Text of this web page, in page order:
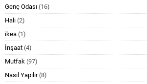
Genç Odası (16)
Halı (2)
ikea (1)
İnşaat (4)
Mutfak (97)
Nasıl Yapılır(8)